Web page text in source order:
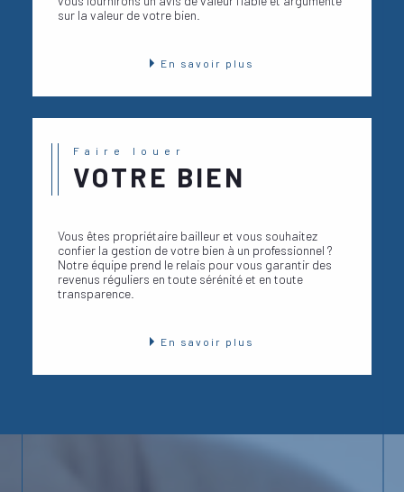
échange personnalisé afin de comprendre vos
guider vers les solutions les plus adaptées.
attention, dans un esprit de confiance et de
sur la valeur de votre bien.
En savoir plus
Faire louer
VOTRE BIEN
Vous êtes propriétaire bailleur et vous souhaitez
confier la gestion de votre bien à un professionnel ?
Notre équipe prend le relais pour vous garantir des
revenus réguliers en toute sérénité et en toute
transparence.
En savoir plus